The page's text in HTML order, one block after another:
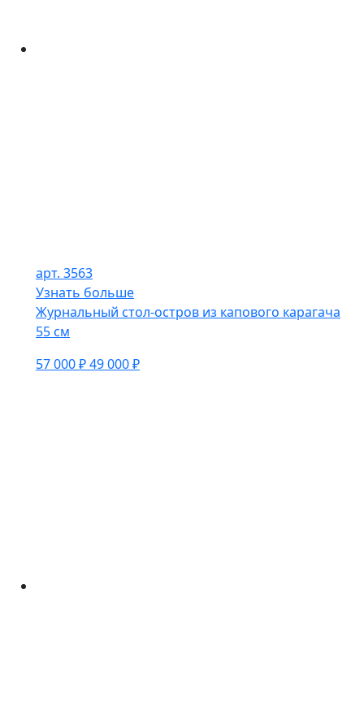
арт. 3563
Узнать больше
Журнальный стол-остров из капового карагача
55 см
57 000 ₽49 000 ₽